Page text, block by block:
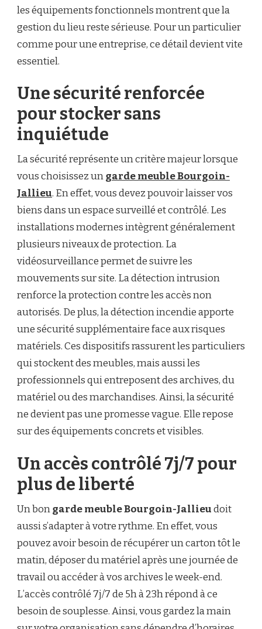
les équipements fonctionnels montrent que la
gestion du lieu reste sérieuse. Pour un particulier
comme pour une entreprise, ce détail devient vite
essentiel.
Une sécurité renforcée
pour stocker sans
inquiétude
La sécurité représente un critère majeur lorsque
vous choisissez ungarde meuble Bourgoin-
Jallieu. En effet, vous devez pouvoir laisser vos
biens dans un espace surveillé et contrôlé. Les
installations modernes intègrent généralement
plusieurs niveaux de protection. La
vidéosurveillance permet de suivre les
mouvements sur site. La détection intrusion
renforce la protection contre les accès non
autorisés. De plus, la détection incendie apporte
une sécurité supplémentaire face aux risques
matériels. Ces dispositifs rassurent les particuliers
qui stockent des meubles, mais aussi les
professionnels qui entreposent des archives, du
matériel ou des marchandises. Ainsi, la sécurité
ne devient pas une promesse vague. Elle repose
sur des équipements concrets et visibles.
Un accès contrôlé 7j/7 pour
plus de liberté
Un bongarde meuble Bourgoin-Jallieudoit
aussi s’adapter à votre rythme. En effet, vous
pouvez avoir besoin de récupérer un carton tôt le
matin, déposer du matériel après une journée de
travail ou accéder à vos archives le week-end.
L’accès contrôlé 7j/7 de 5h à 23h répond à ce
besoin de souplesse. Ainsi, vous gardez la main